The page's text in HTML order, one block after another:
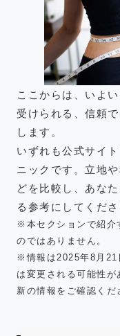
ここからは、いよ
受けられる、信頼
します。
いずれも公式サイ
ニックです。立地
どを比較し、あな
る参考にしてくださ
※本セクションで紹介
のではありません。
※情報は2025年8月21
は変更される可能性
新の情報をご確認くだ